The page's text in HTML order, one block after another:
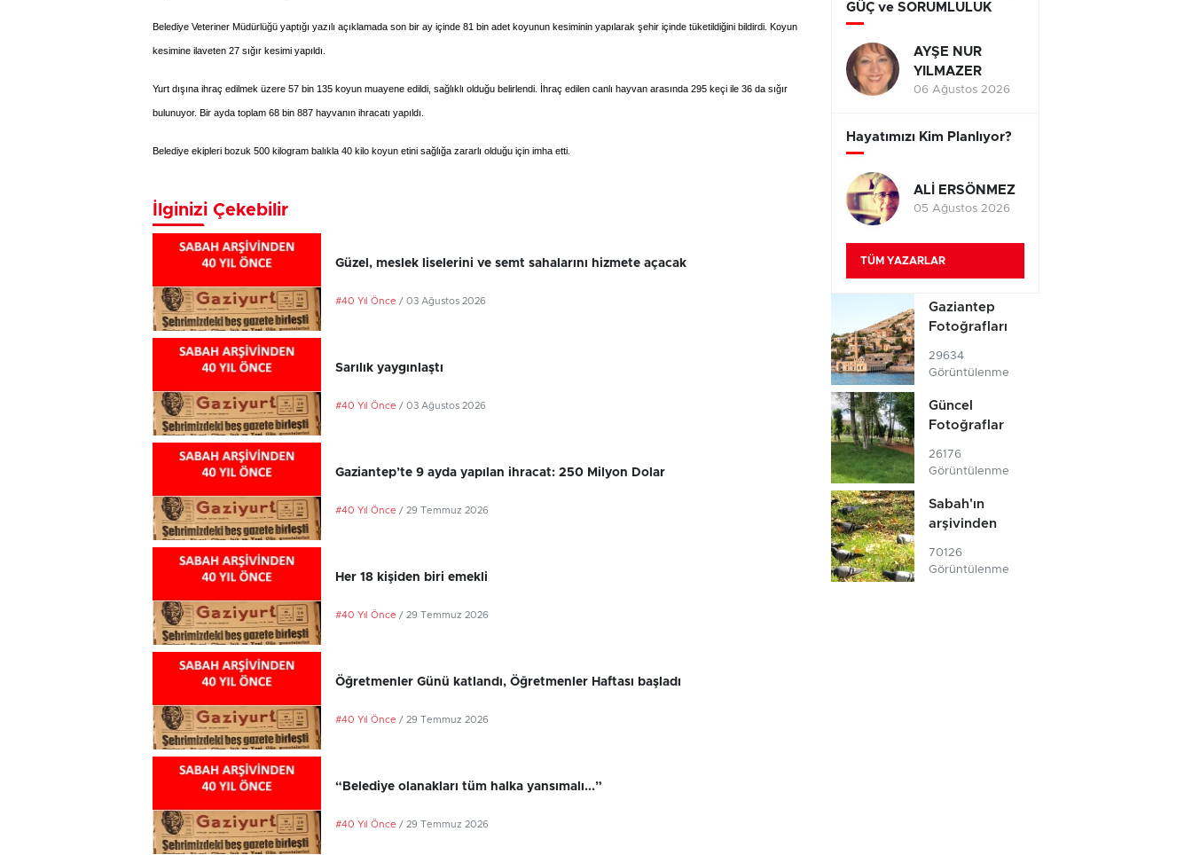
Belediye Veteriner Müdürlüğü yaptığı yazılı açıklamada son bir ay içinde 81 bin adet koyunun kesiminin yapılarak şehir içinde tüketildiğini bildirdi. Koyun
kesimine ilaveten 27 sığır kesimi yapıldı.
Yurt dışına ihraç edilmek üzere 57 bin 135 koyun muayene edildi, sağlıklı olduğu belirlendi. İhraç edilen canlı hayvan arasında 295 keçi ile 36 da sığır
bulunuyor. Bir ayda toplam 68 bin 887 hayvanın ihracatı yapıldı.
Belediye ekipleri bozuk 500 kilogram balıkla 40 kilo koyun etini sağlığa zararlı olduğu için imha etti.
İlginizi Çekebilir
Güzel, meslek liselerini ve semt sahalarını hizmete açacak
#40 Yıl Önce / 03 Ağustos 2026
Sarılık yaygınlaştı
#40 Yıl Önce / 03 Ağustos 2026
Gaziantep’te 9 ayda yapılan ihracat: 250 Milyon Dolar
#40 Yıl Önce / 29 Temmuz 2026
Her 18 kişiden biri emekli
#40 Yıl Önce / 29 Temmuz 2026
Öğretmenler Günü katlandı, Öğretmenler Haftası başladı
#40 Yıl Önce / 29 Temmuz 2026
“Belediye olanakları tüm halka yansımalı...”
#40 Yıl Önce / 29 Temmuz 2026
GÜÇ ve SORUMLULUK
AYŞE NUR
YILMAZER
06 Ağustos 2026
Hayatımızı Kim Planlıyor?
ALİ ERSÖNMEZ
05 Ağustos 2026
TÜM YAZARLAR
Gaziantep
Fotoğrafları
29634
Görüntülenme
Güncel
Fotoğraflar
26176
Görüntülenme
Sabah'ın
arşivinden
70126
Görüntülenme